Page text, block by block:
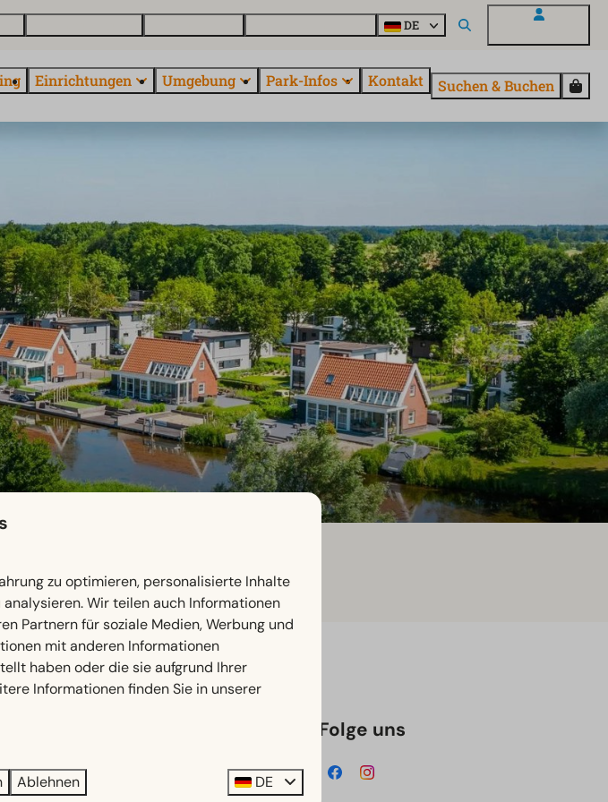
DE
Einrichtungen Umgebung Park-Infos Kontakt Suchen & Buchen
Alle Ferienhäuser
Camping
Folge uns
zu optimieren, personalisierte Inhalte
Wir teilen auch Informationen
Partnern für soziale Medien, Werbung und
mit anderen Informationen
haben oder die sie aufgrund Ihrer
Informationen finden Sie in unserer
Ablehnen DE